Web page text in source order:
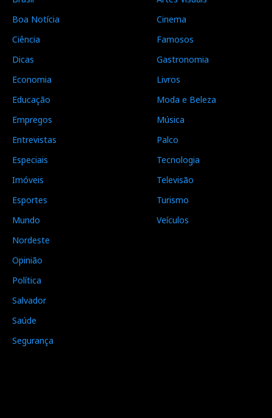
Boa Notícia
Ciência
Dicas
Economia
Educação
Empregos
Entrevistas
Especiais
Imóveis
Esportes
Mundo
Nordeste
Opinião
Política
Salvador
Saúde
Segurança
Cinema
Famosos
Gastronomia
Livros
Moda e Beleza
Música
Palco
Tecnologia
Televisão
Turismo
Veículos